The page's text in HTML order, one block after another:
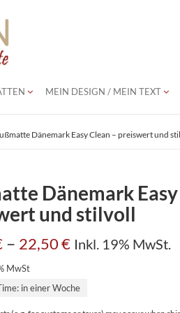
MEIN DESIGN / MEIN TEXT
Dänemark Easy Clean – preiswert und
Dänemark
und stilvoll
– 22,50€ Inkl. 19% MwSt.
MwSt
in einer Woche